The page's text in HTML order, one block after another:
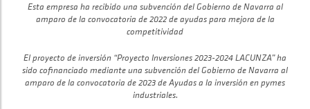
Esta empresa ha recibido una subvención del Gobierno de Navarra al
amparo de la convocatoria de 2022 de ayudas para mejora de la
competitividad
El proyecto de inversión “Proyecto Inversiones 2023-2024 LACUNZA” ha
sido cofinanciado mediante una subvención del Gobierno de Navarra al
amparo de la convocatoria de 2023 de Ayudas a la inversión en pymes
industriales.